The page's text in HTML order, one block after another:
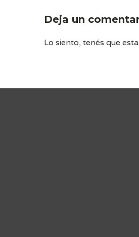
Deja un
Lo siento, tenés que